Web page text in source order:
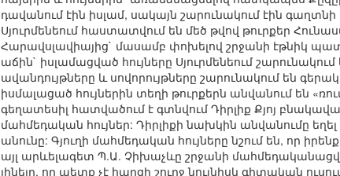
դավանում էին իսլամ, սակայն շարունակում էին
Սյուրմենեում հաստատվում են մեծ թվով թուրքեր
Հարավսլավիայից` մասամբ փոխելով շրջանի էթնիկ
աճին` իսլամացված հույները Սյուրմենեում
ավանդույթները և սովորույթները շարունակում են
իսմալացած հույներին տեղի թուրքերն անվանում են
գեղատեսիլ հատվածում է գտնվում Դիրլիք Քյոյ
մահմեդական հույներ: Դիրլիքի նախկին անվանումը
անունը: Գյուղի մահմեդական հույները նշում են, որ
այլ արևելագետ Պ.Ա. Չիխաչևը շրջանի
լինելը, որ պետք չէ հարցի շուրջ նույնիսկ գիտական